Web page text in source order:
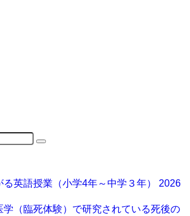
る英語授業（小学4年～中学３年） 2026
学（臨死体験）で研究されている死後の